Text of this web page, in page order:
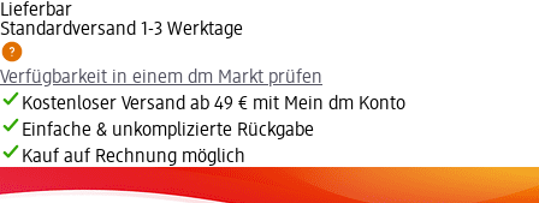
Lieferbar
Standardversand 1-3 Werktage
Verfügbarkeit in einem dm Markt prüfen
Kostenloser Versand ab 49 € mit Mein dm Konto
Einfache & unkomplizierte Rückgabe
Kauf auf Rechnung möglich